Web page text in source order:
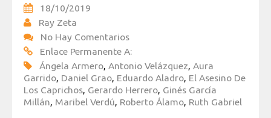
18/10/2019
Ray Zeta
No Hay Comentarios
Enlace Permanente A:
Ángela Armero, Antonio Velázquez, Aura
Garrido, Daniel Grao, Eduardo Aladro, El Asesino De
Los Caprichos, Gerardo Herrero, Ginés García
Millán, Maribel Verdú, Roberto Álamo, Ruth Gabriel